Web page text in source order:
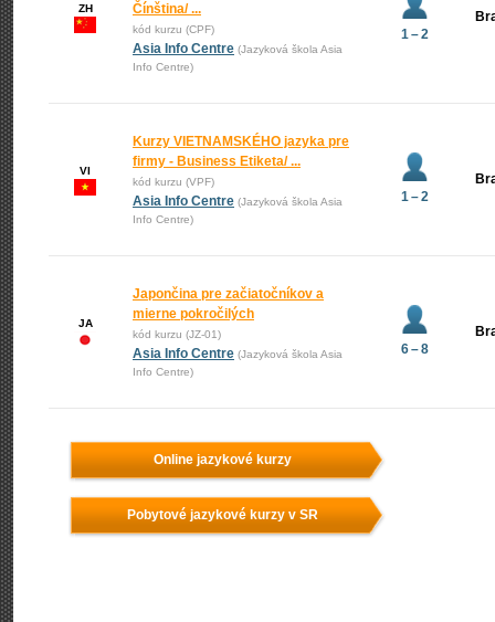
ZH
Čínština/ ...
kód kurzu (CPF)
Asia Info Centre (Jazyková škola Asia
Info Centre)
1 – 2
VI
Kurzy VIETNAMSKÉHO jazyka pre
firmy - Business Etiketa/ ...
kód kurzu (VPF)
Asia Info Centre (Jazyková škola Asia
Info Centre)
1 – 2
JA
Japončina pre začiatočníkov a
mierne pokročilých
kód kurzu (JZ-01)
Asia Info Centre (Jazyková škola Asia
Info Centre)
6 – 8
Online jazykové kurzy
Pobytové jazykové kurzy v SR